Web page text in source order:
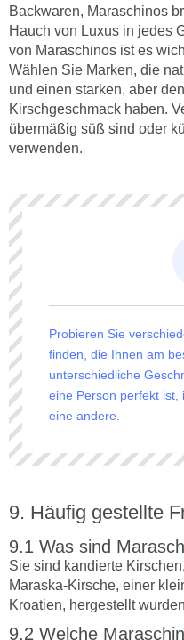
Backwaren, Maraschinos
Hauch von Luxus in jedes
von Maraschinos ist es
Wählen Sie Marken, die
und einen starken, aber
Kirschgeschmack haben.
übermäßig süß sind oder
verwenden.
Probieren Sie
finden, die Ihnen am
unterschiedliche
eine Person perfekt ist,
eine andere.
Häufig gestellte
Was sind
Sie sind kandierte
Maraska-Kirsche, einer
Kroatien, hergestellt
Welche